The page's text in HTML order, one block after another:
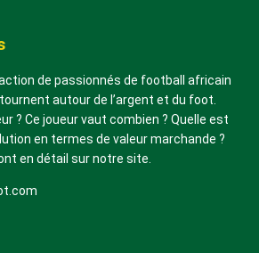
de passionnés de football africain
autour de l’argent et du foot.
? Ce joueur vaut combien ? Quelle est
en termes de valeur marchande ?
en détail sur notre site.